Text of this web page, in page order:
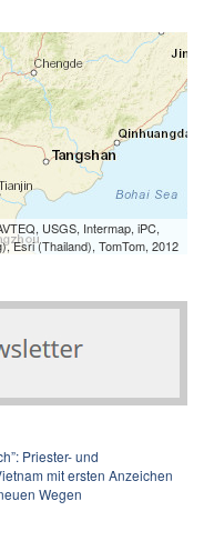
USGS, Intermap, iPC,
Esri (Thailand), TomTom, 2012
Priester- und
mit ersten Anzeichen
Wegen